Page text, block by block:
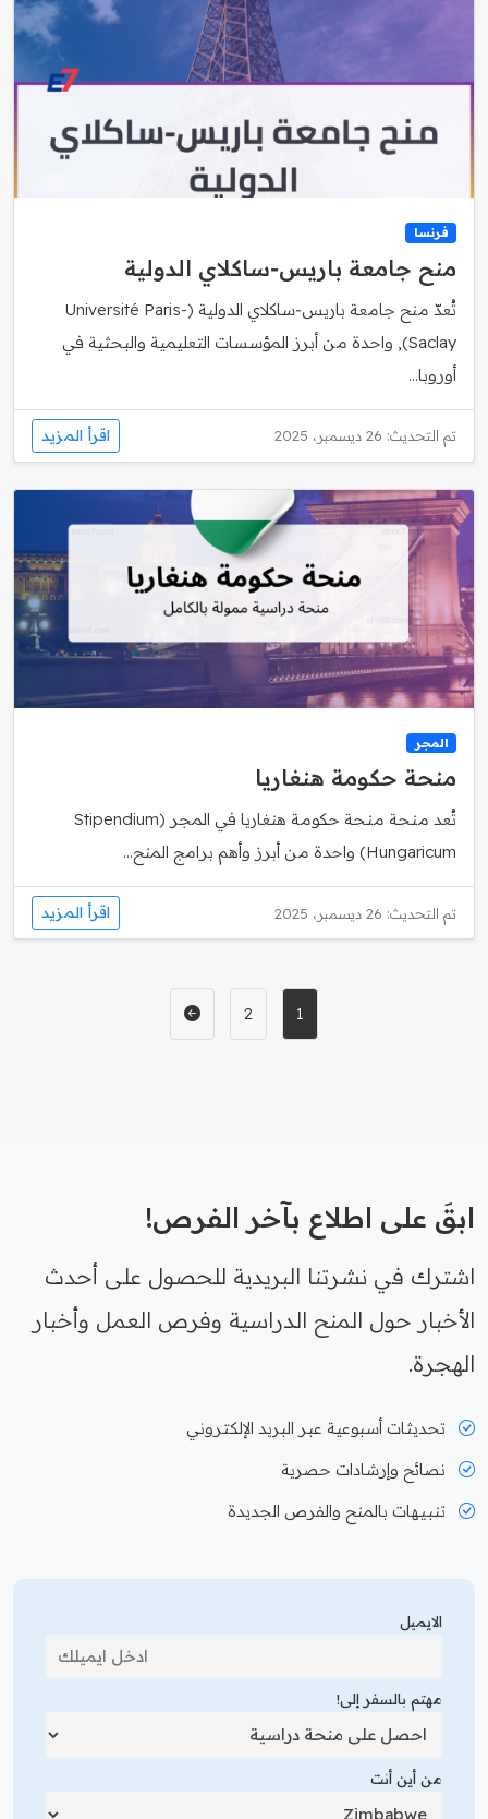
فرنسا
منح جامعة باريس‑ساكلاي الدولية
تُعدّ منح جامعة باريس‑ساكلاي الدولية (Université Paris-
Saclay), واحدة من أبرز المؤسسات التعليمية والبحثية في
أوروبا...
تم التحديث: 26 ديسمبر، 2025 اقرأ المزيد
المجر
منحة حكومة هنغاريا
تُعد منحة منحة حكومة هنغاريا في المجر (Stipendium
Hungaricum) واحدة من أبرز وأهم برامج المنح...
تم التحديث: 26 ديسمبر، 2025 اقرأ المزيد
1
2
ابقَ على اطلاع بآخر الفرص!
اشترك في نشرتنا البريدية للحصول على أحدث
الأخبار حول المنح الدراسية وفرص العمل وأخبار
الهجرة.
تحديثات أسبوعية عبر البريد الإلكتروني
نصائح وإرشادات حصرية
تنبيهات بالمنح والفرص الجديدة
الايميل
مهتم بالسفر إلى!
من أين أنت